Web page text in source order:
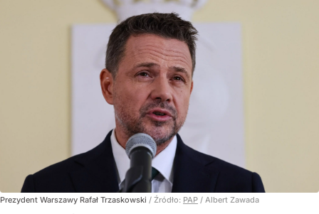
Prezydent Warszawy Rafał Trzaskowski / Źródło: PAP / Albert Zawada